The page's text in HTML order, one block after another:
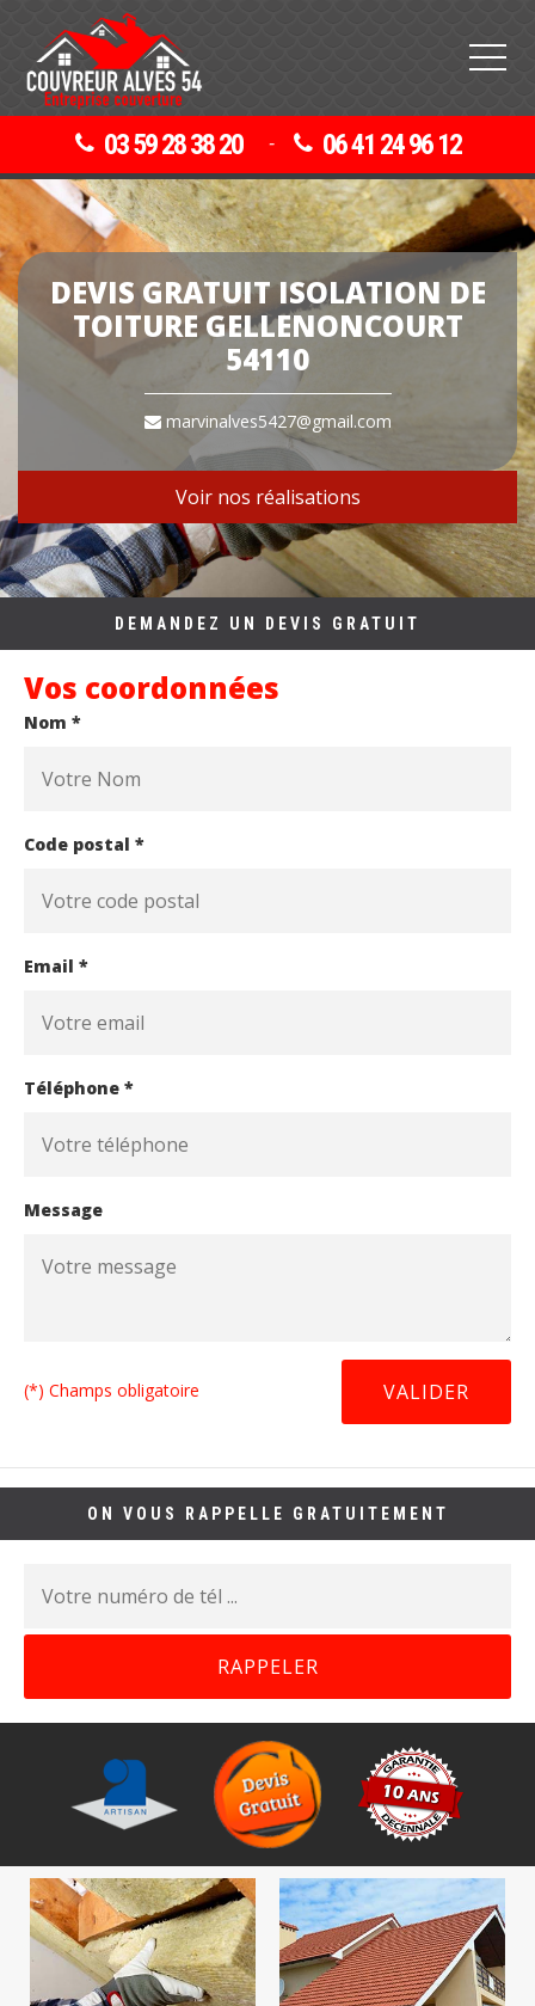
03 59 28 38 20 - 06 41 24 96 12
DEVIS GRATUIT ISOLATION DE
TOITURE GELLENONCOURT
54110
marvinalves5427@gmail.com
Voir nos réalisations
DEMANDEZ UN DEVIS GRATUIT
Vos coordonnées
Nom *
Code postal *
Email *
Téléphone *
Message
(*) Champs obligatoire
ON VOUS RAPPELLE GRATUITEMENT